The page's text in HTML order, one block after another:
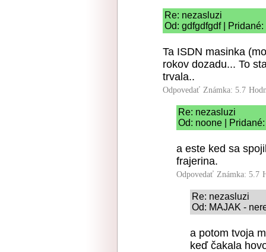
Re: nezasluzi
Od: gdfgdfgdf |
Ta ISDN masinka
rokov dozadu... To
trvala..
Odpovedať Známka: 5.7
Re: nezasluzi
Od: noone |
a este ked sa
frajerina.
Odpovedať Známka: 5.7
Re: nezasluzi
Od: MAJAK -
a potom tvoja
keď čakala